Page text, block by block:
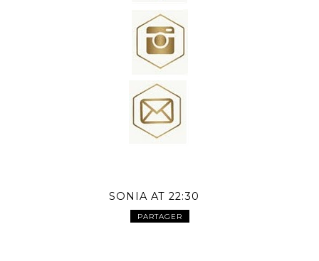
SONIA AT22:30
PARTAGER